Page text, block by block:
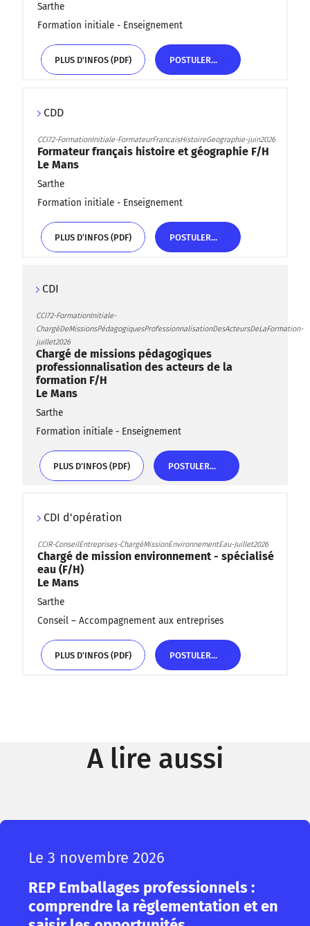
Sarthe
Formation initiale - Enseignement
PLUS D'INFOS (PDF) POSTULER...
CDD
CCI72-FormationInitiale-FormateurFrancaisHistoireGeographie-juin2026
Formateur français histoire et géographie F/H
Le Mans
Sarthe
Formation initiale - Enseignement
PLUS D'INFOS (PDF) POSTULER...
CDI
CCI72-FormationInitiale-
ChargéDeMissionsPédagogiquesProfessionnalisationDesActeursDeLaFormation-
juillet2026
Chargé de missions pédagogiques
professionnalisation des acteurs de la
formation F/H
Le Mans
Sarthe
Formation initiale - Enseignement
PLUS D'INFOS (PDF) POSTULER...
CDI d'opération
CCIR-ConseilEntreprises-ChargéMissionEnvironnementEau-Juillet2026
Chargé de mission environnement - spécialisé
eau (F/H)
Le Mans
Sarthe
Conseil – Accompagnement aux entreprises
PLUS D'INFOS (PDF) POSTULER...
A lire aussi
Le 3 novembre 2026
REP Emballages professionnels :
comprendre la règlementation et en